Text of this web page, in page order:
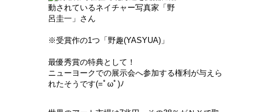
※受賞作の1つ「野趣(YASYUA)」
最優秀賞の特典として！
ニューヨークでの展示会へ参加する権利が与えら
れたそうです(=ﾟωﾟ)ﾉ